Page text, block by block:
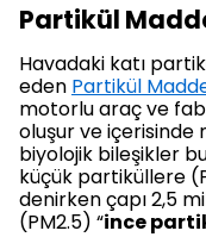
Partikül
Havadaki katı
eden Partikül
motorlu araç ve
oluşur ve
biyolojik bileşikler
küçük partiküllere
denirken çapı 2,5
(PM2.5) “ince